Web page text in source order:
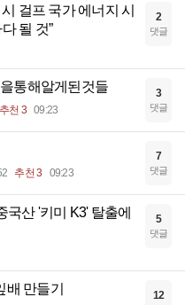
걸프 국가 에너지 시
될 것”
2
댓글
통해알게된것들
추천 3 09:23
3
댓글
추천 3 09:23
7
댓글
산 '키미 K3' 탈출에
5
댓글
만들기 12